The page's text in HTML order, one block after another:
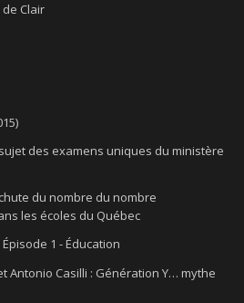
Clair
des examens uniques du ministère
du nombre du nombre
les écoles du Québec
1 - Éducation
Antonio Casilli : Génération Y… mythe